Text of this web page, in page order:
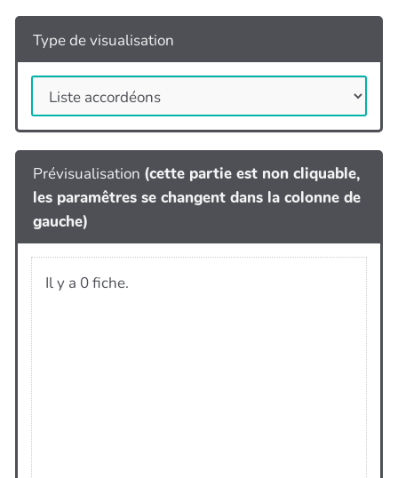
Type de visualisation
Prévisualisation (cette partie est non cliquable,
les paramêtres se changent dans la colonne de
gauche)